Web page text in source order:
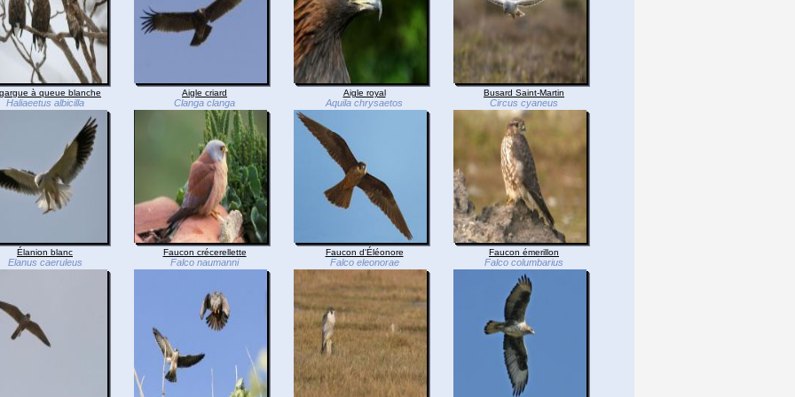
à queue blanche
Haliaeetus albicilla
Aigle criard
Clanga clanga
Aigle royal
Aquila chrysaetos
Busard Saint-Martin
Circus cyaneus
Élanion blanc
Elanus caeruleus
Faucon crécerellette
Falco naumanni
Faucon d'Éléonore
Falco eleonorae
Faucon émerillon
Falco columbarius